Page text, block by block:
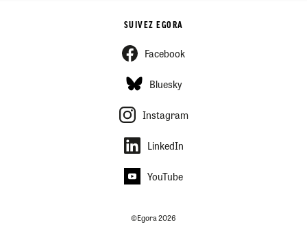
SUIVEZ EGORA
Facebook
Bluesky
Instagram
LinkedIn
YouTube
©Egora 2026